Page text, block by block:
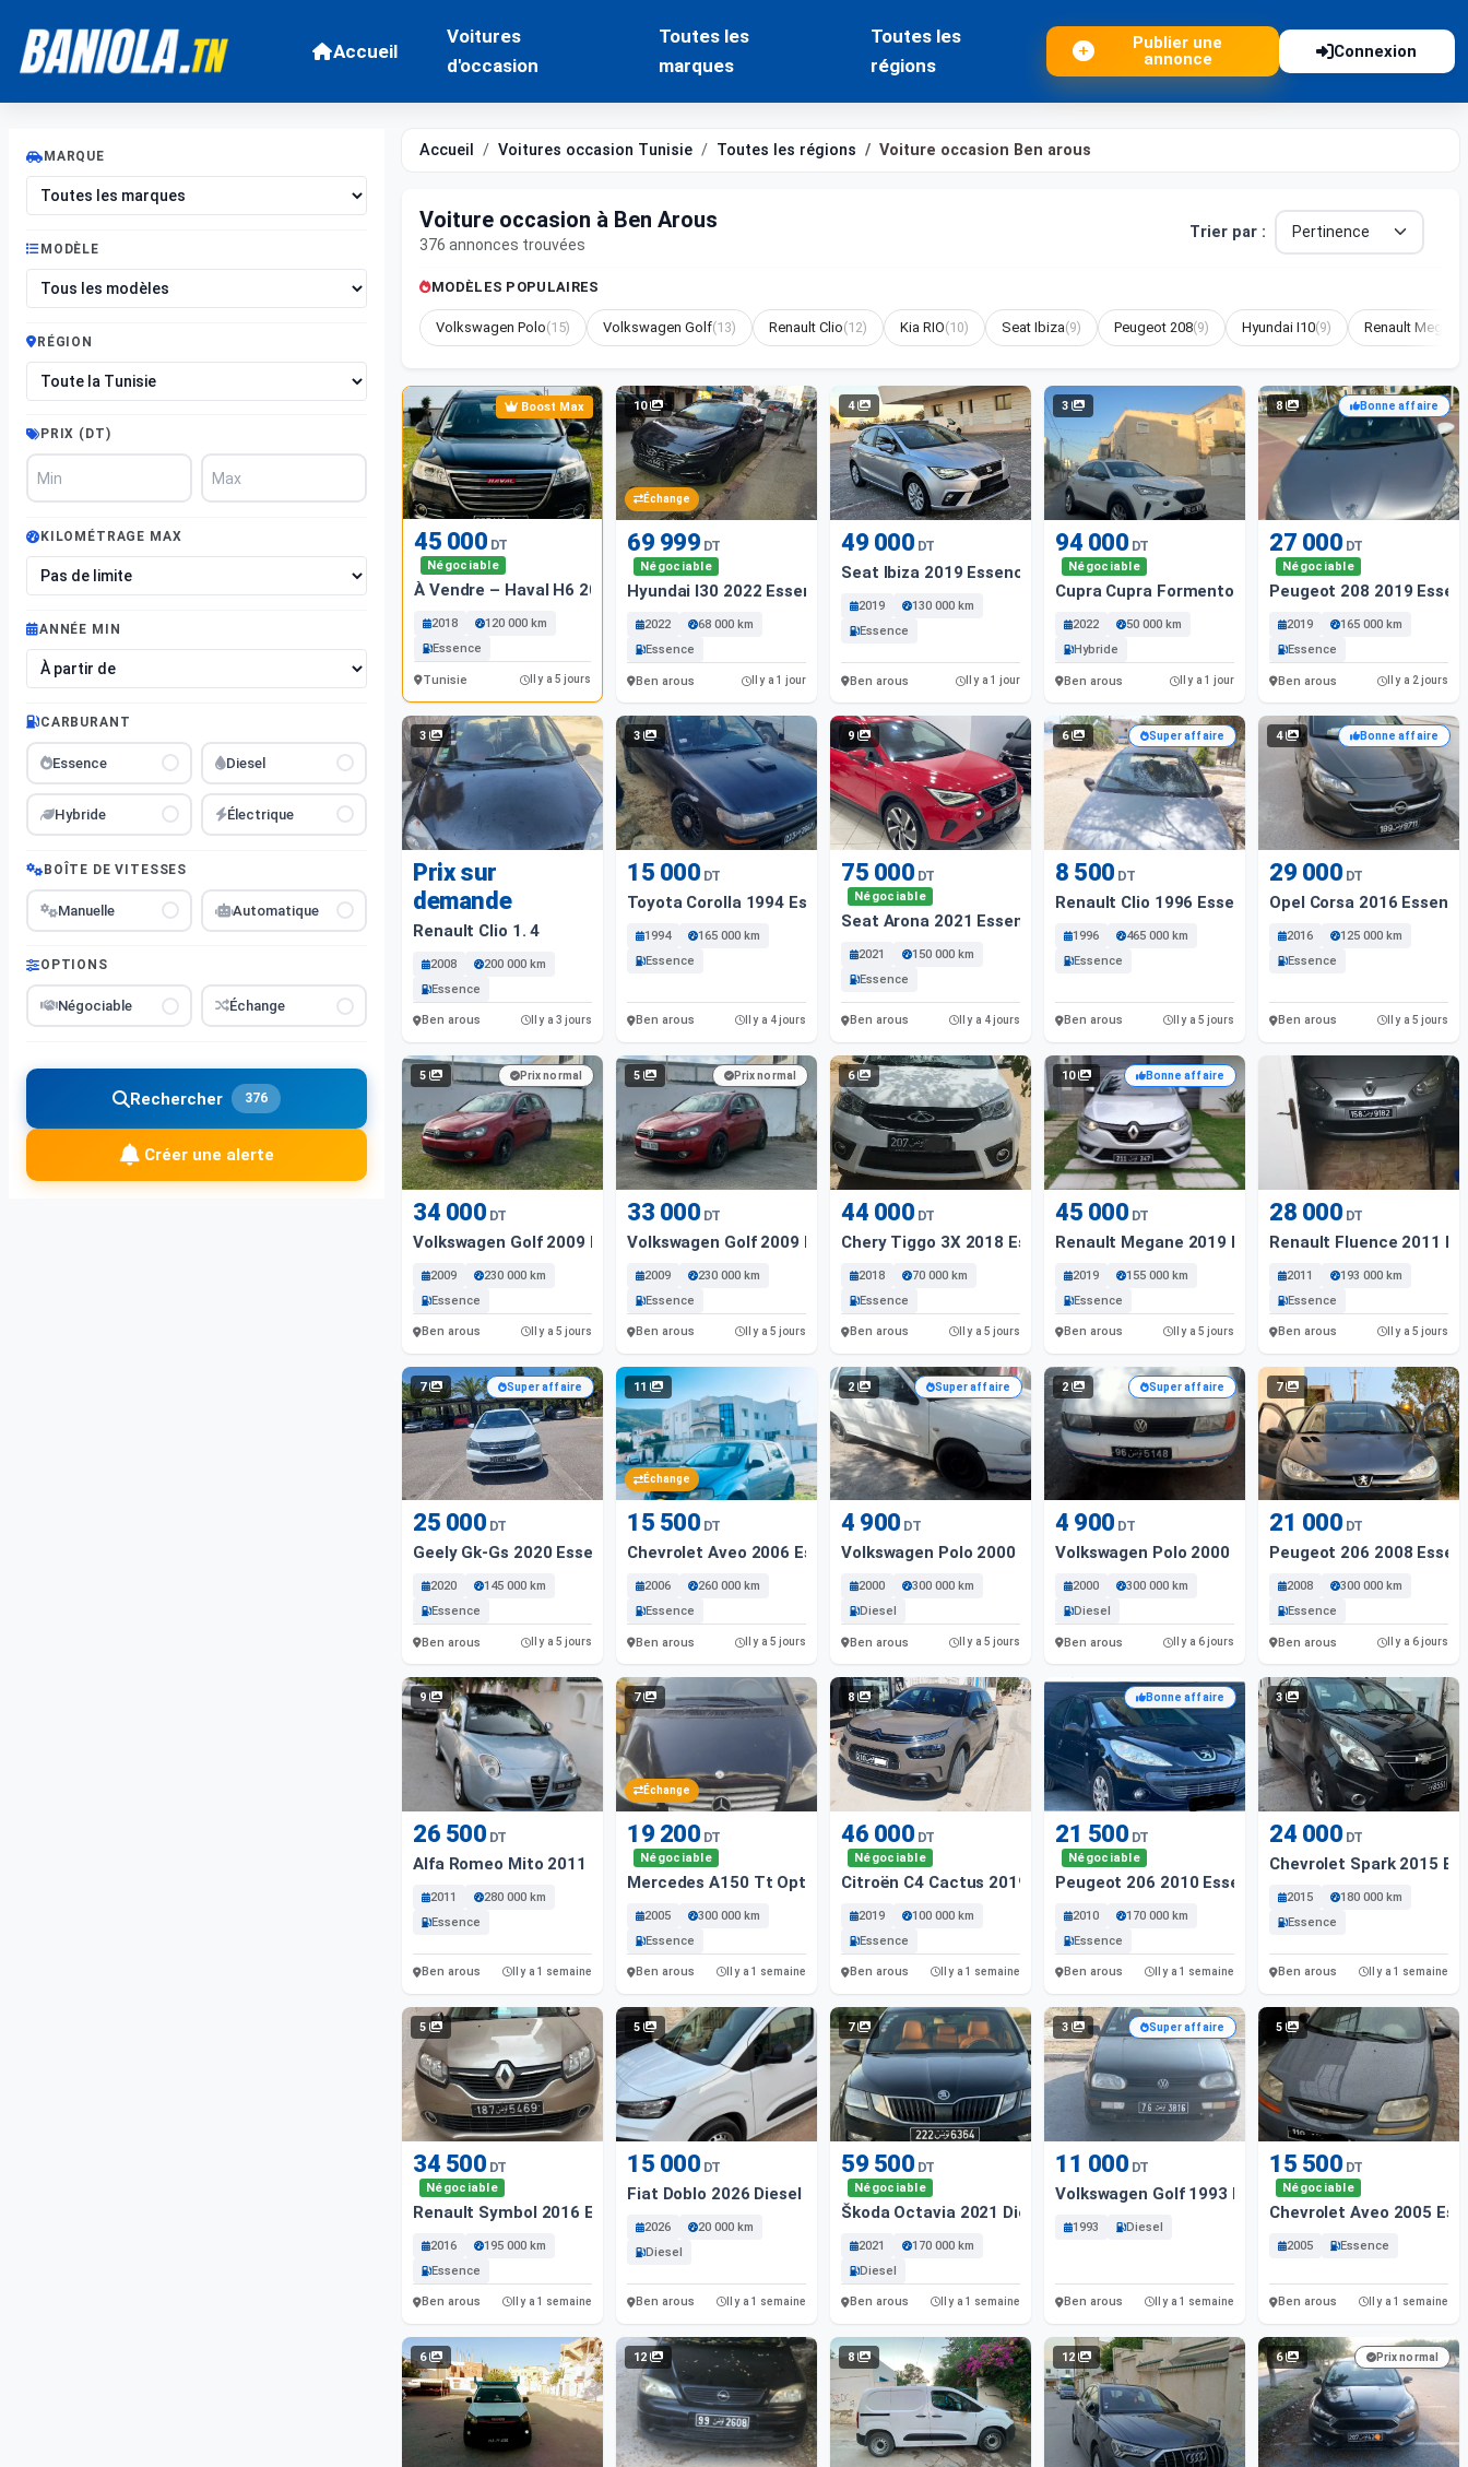
Accueil
Voitures
d'occasion
Toutes les
marques
Toutes les
régions
Publier une
annonce
Connexion
MARQUE
MODÈLE
RÉGION
PRIX (DT)
KILOMÉTRAGE MAX
ANNÉE MIN
CARBURANT
Essence Diesel
Hybride Électrique
BOÎTE DE VITESSES
Manuelle Automatique
OPTIONS
Négociable Échange
Rechercher 376
Créer une alerte
Accueil Voitures occasion Tunisie Toutes les régions Voiture occasion Ben arous
Voiture occasion à Ben Arous
376 annonces trouvées
Trier par :
MODÈLES POPULAIRES
Volkswagen Polo(15) Volkswagen Golf(13) Renault Clio(12) Kia RIO(10) Seat Ibiza(9) Peugeot 208(9) Hyundai I10(9) Renault Megane
Boost Max
45 000 DT
Négociable
À Vendre – Haval H6 2018 – Ben Arous
2018
120 000 km
Essence
Tunisie Il y a 5 jours
10
Échange
69 999 DT
Négociable
Hyundai I30 2022 Essence
2022
68 000 km
Essence
Ben arous Il y a 1 jour
4
49 000 DT
Seat Ibiza 2019 Essence
2019
130 000 km
Essence
Ben arous Il y a 1 jour
3
94 000 DT
Négociable
Cupra Cupra Formentor 2022 Hybride
2022
50 000 km
Hybride
Ben arous Il y a 1 jour
8 Bonne affaire
27 000 DT
Négociable
Peugeot 208 2019
2019
165 000 km
Essence
Ben arous Il y a 2 jours
3
Prix sur
demande
Renault Clio 1. 4
2008
200 000 km
Essence
Ben arous Il y a 3 jours
3
15 000 DT
Toyota Corolla 1994 Essence
1994
165 000 km
Essence
Ben arous Il y a 4 jours
9
75 000 DT
Négociable
Seat Arona 2021 Essence
2021
150 000 km
Essence
Ben arous Il y a 4 jours
6 Super affaire
8 500 DT
Renault Clio 1996 Essence
1996
465 000 km
Essence
Ben arous Il y a 5 jours
4 Bonne affaire
29 000 DT
Opel Corsa 2016 Essence
2016
125 000 km
Essence
Ben arous Il y a 5 jours
5 Prix normal
34 000 DT
Volkswagen Golf 2009 Essence
2009
230 000 km
Essence
Ben arous Il y a 5 jours
5 Prix normal
33 000 DT
Volkswagen Golf 2009 Essence
2009
230 000 km
Essence
Ben arous Il y a 5 jours
6
44 000 DT
Chery Tiggo 3X 2018 Essence
2018
70 000 km
Essence
Ben arous Il y a 5 jours
10 Bonne affaire
45 000 DT
Renault Megane 2019 Essence
2019
155 000 km
Essence
Ben arous Il y a 5 jours
28 000 DT
Renault Fluence 2011
2011
193 000 km
Essence
Ben arous Il y a 5 jours
7 Super affaire
25 000 DT
Geely Gk-Gs 2020 Essence
2020
145 000 km
Essence
Ben arous Il y a 5 jours
11
Échange
15 500 DT
Chevrolet Aveo 2006 Essence
2006
260 000 km
Essence
Ben arous Il y a 5 jours
2 Super affaire
4 900 DT
Volkswagen Polo 2000 Diesel
2000
300 000 km
Diesel
Ben arous Il y a 5 jours
2 Super affaire
4 900 DT
Volkswagen Polo 2000 Diesel
2000
300 000 km
Diesel
Ben arous Il y a 6 jours
7
21 000 DT
Peugeot 206 2008
2008
300 000 km
Essence
Ben arous Il y a 6 jours
9
26 500 DT
Alfa Romeo Mito 2011 Essence
2011
280 000 km
Essence
Ben arous Il y a 1 semaine
7
Échange
19 200 DT
Négociable
Mercedes A150 Tt Options avec Toit
2005
300 000 km
Essence
Ben arous Il y a 1 semaine
8
46 000 DT
Négociable
Citroën C4 Cactus 2019 Essence
2019
100 000 km
Essence
Ben arous Il y a 1 semaine
Bonne affaire
21 500 DT
Négociable
Peugeot 206 2010 Essence
2010
170 000 km
Essence
Ben arous Il y a 1 semaine
3
24 000 DT
Chevrolet Spark 2015
2015
180 000 km
Essence
Ben arous Il y a 1 semaine
5
34 500 DT
Négociable
Renault Symbol 2016 Essence
2016
195 000 km
Essence
Ben arous Il y a 1 semaine
5
15 000 DT
Fiat Doblo 2026 Diesel
2026
20 000 km
Diesel
Ben arous Il y a 1 semaine
7
59 500 DT
Négociable
Škoda Octavia 2021 Diesel
2021
170 000 km
Diesel
Ben arous Il y a 1 semaine
3 Super affaire
11 000 DT
Volkswagen Golf 1993 Diesel
1993 Diesel
Ben arous Il y a 1 semaine
5
15 500 DT
Négociable
Chevrolet Aveo 2005
2005 Essence
Ben arous Il y a 1 semaine
6 12 8 12 6 Prix normal